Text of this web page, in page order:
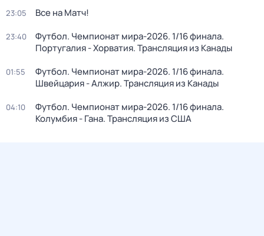
23:05 Все на Матч!
23:40
Футбол. Чемпионат мира-2026. 1/16 финала.
Португалия - Хорватия. Трансляция из Канады
01:55
Футбол. Чемпионат мира-2026. 1/16 финала.
Швейцария - Алжир. Трансляция из Канады
04:10
Футбол. Чемпионат мира-2026. 1/16 финала.
Колумбия - Гана. Трансляция из США